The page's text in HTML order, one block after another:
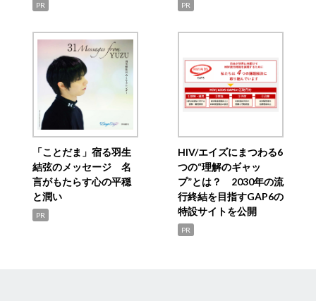
PR PR
「ことだま」宿る羽生
結弦のメッセージ 名
言がもたらす心の平穏
と潤い
PR
HIV/エイズにまつわる6
つの“理解のギャッ
プ”とは？ 2030年の流
行終結を目指すGAP6の
特設サイトを公開
PR